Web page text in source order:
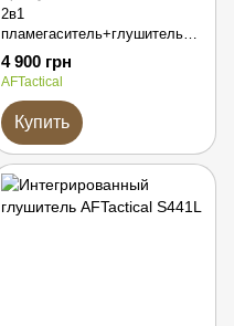
2в1
пламегаситель+глушитель
AFTactical S44AF24
4 900 грн
AFTactical
Купить